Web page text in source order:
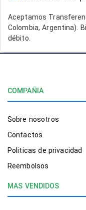
Aceptamos
Colombia, Argentina).
débito.
COMPAÑIA
Sobre nosotros
Contactos
Politicas de privacidad
Reembolsos
MAS VENDIDOS